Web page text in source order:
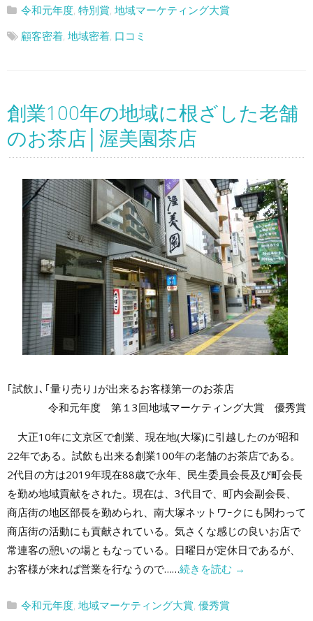
令和元年度, 特別賞, 地域マーケティング大賞
顧客密着, 地域密着, 口コミ
創業100年の地域に根ざした老舗
のお茶店│渥美園茶店
｢試飲｣､｢量り売り｣が出来るお客様第一のお茶店
令和元年度 第１3回地域マーケティング大賞 優秀賞
大正10年に文京区で創業、現在地(大塚)に引越したのが昭和
22年である。試飲も出来る創業100年の老舗のお茶店である。
2代目の方は2019年現在88歳で永年、民生委員会長及び町会長
を勤め地域貢献をされた。現在は、3代目で、町内会副会長、
商店街の地区部長を勤められ、南大塚ネットワｰクにも関わって
商店街の活動にも貢献されている。気さくな感じの良いお店で
常連客の憩いの場ともなっている。日曜日が定休日であるが、
お客様が来れば営業を行なうので……続きを読む →
令和元年度, 地域マーケティング大賞, 優秀賞